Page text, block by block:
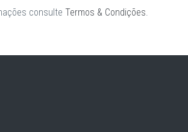
consulte Termos & Condições.